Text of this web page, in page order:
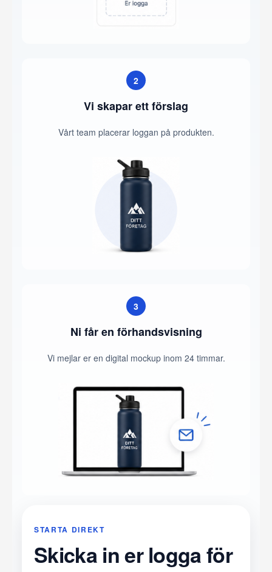
2
Vi skapar ett förslag
Vårt team placerar loggan på produkten.
3
Ni får en förhandsvisning
Vi mejlar er en digital mockup inom 24 timmar.
STARTA DIREKT
Skicka in er logga för